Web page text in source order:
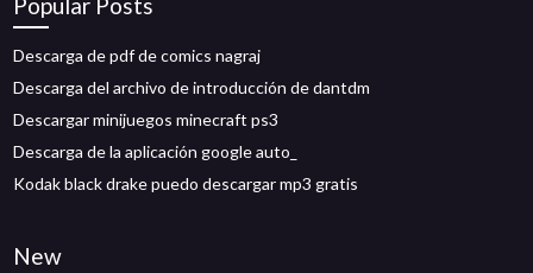
Descarga de pdf de comics nagraj
Descarga del archivo de introducción de dantdm
Descargar minijuegos minecraft ps3
Descarga de la aplicación google auto_
Kodak black drake puedo descargar mp3 gratis
New